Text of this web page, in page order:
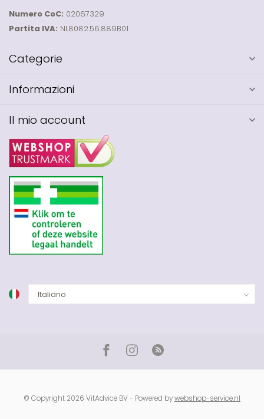
Numero CoC: 02067329
Partita IVA: NL8082.56.889B01
Categorie
Informazioni
Il mio account
© Copyright 2026 VitAdvice BV - Powered bywebshop-service.nl